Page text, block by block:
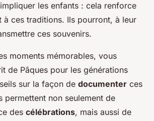
les enfants : cela renforce
à ces traditions. Ils pourront, à leur
ces souvenirs.
moments mémorables, vous
de Pâques pour les générations
sur la façon de documenter ces
permettent non seulement de
des célébrations, mais aussi de